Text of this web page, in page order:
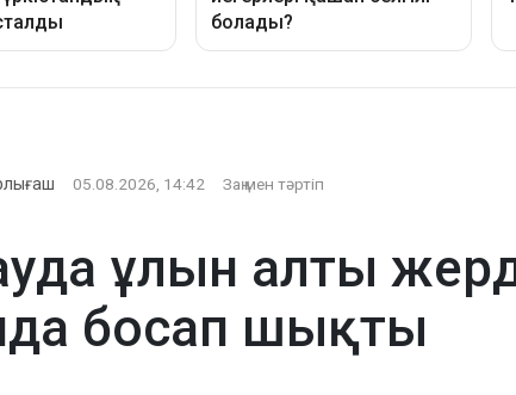
05.08.2026, 14:42 Заң мен тәртіп
ұлын алты
босап шықты